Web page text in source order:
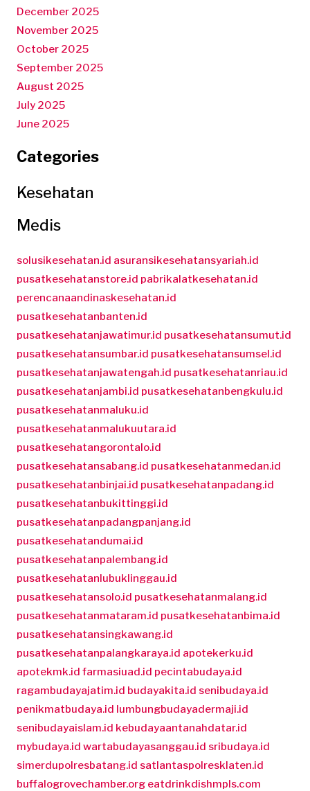
December 2025
November 2025
October 2025
September 2025
August 2025
July 2025
June 2025
Categories
Kesehatan
Medis
solusikesehatan.id asuransikesehatansyariah.id
pusatkesehatanstore.id pabrikalatkesehatan.id
perencanaandinaskesehatan.id
pusatkesehatanbanten.id
pusatkesehatanjawatimur.id pusatkesehatansumut.id
pusatkesehatansumbar.id pusatkesehatansumsel.id
pusatkesehatanjawatengah.id pusatkesehatanriau.id
pusatkesehatanjambi.id pusatkesehatanbengkulu.id
pusatkesehatanmaluku.id
pusatkesehatanmalukuutara.id
pusatkesehatangorontalo.id
pusatkesehatansabang.id pusatkesehatanmedan.id
pusatkesehatanbinjai.id pusatkesehatanpadang.id
pusatkesehatanbukittinggi.id
pusatkesehatanpadangpanjang.id
pusatkesehatandumai.id
pusatkesehatanpalembang.id
pusatkesehatanlubuklinggau.id
pusatkesehatansolo.id pusatkesehatanmalang.id
pusatkesehatanmataram.id pusatkesehatanbima.id
pusatkesehatansingkawang.id
pusatkesehatanpalangkaraya.id apotekerku.id
apotekmk.id farmasiuad.id pecintabudaya.id
ragambudayajatim.id budayakita.id senibudaya.id
penikmatbudaya.id lumbungbudayadermaji.id
senibudayaislam.id kebudayaantanahdatar.id
mybudaya.id wartabudayasanggau.id sribudaya.id
simerdupolresbatang.id satlantaspolresklaten.id
buffalogrovechamber.org eatdrinkdishmpls.com